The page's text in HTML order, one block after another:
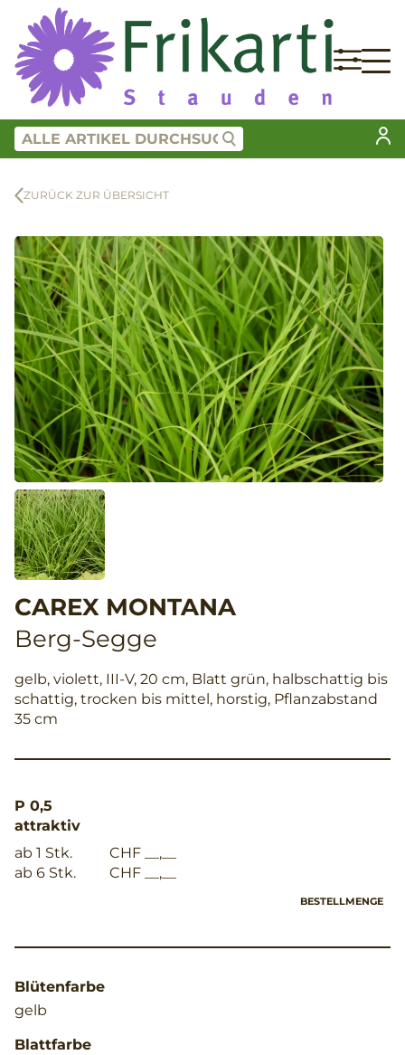
ZURÜCK ZUR ÜBERSICHT
CAREX MONTANA
Berg-Segge
gelb, violett, III-V, 20 cm, Blatt grün, halbschattig bis
schattig, trocken bis mittel, horstig, Pflanzabstand
35 cm
P 0,5
attraktiv
ab 1 Stk.
CHF __,__
ab 6 Stk.
CHF __,__
BESTELLMENGE
Blütenfarbe
gelb
Blattfarbe